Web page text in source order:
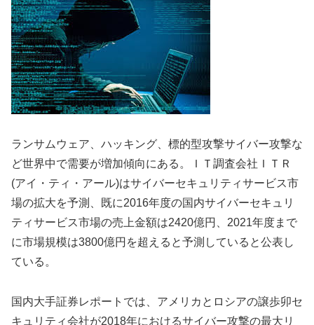
ランサムウェア、ハッキング、標的型攻撃サイバー攻撃な
ど世界中で需要が増加傾向にある。ＩＴ調査会社ＩＴＲ
(アイ・ティ・アール)はサイバーセキュリティサービス市
場の拡大を予測、既に2016年度の国内サイバーセキュリ
ティサービス市場の売上金額は2420億円、2021年度まで
に市場規模は3800億円を超えると予測していると公表し
ている。
国内大手証券レポートでは、アメリカとロシアの譲歩卯セ
キュリティ会社が2018年におけるサイバー攻撃の最大リ